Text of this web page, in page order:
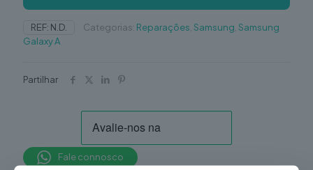
REF: N.D. Categorias: Reparações Samsung Samsung
Galaxy A
Partilhar
Fale connosco